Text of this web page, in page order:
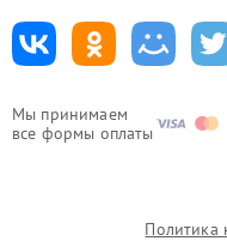
Мы принимаем
все формы оплаты
Политика